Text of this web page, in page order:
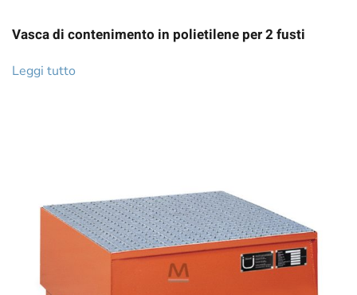
Vasca di contenimento in polietilene per 2 fusti
Leggi tutto